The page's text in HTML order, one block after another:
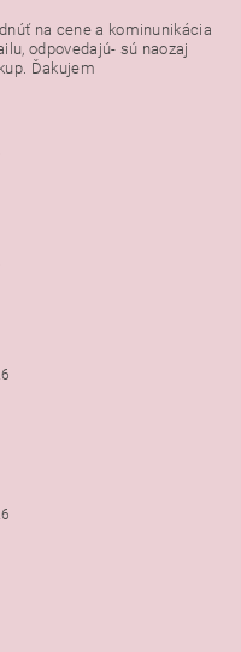
na cene a kominunikácia
odpovedajú- sú naozaj
Ďakujem